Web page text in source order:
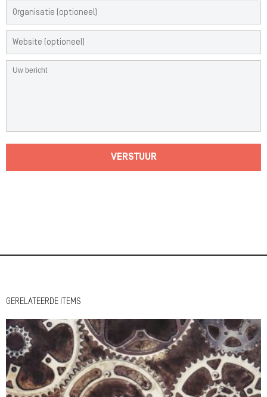
VERSTUUR
GERELATEERDE ITEMS